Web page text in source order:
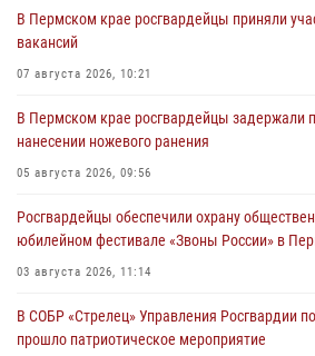
В Пермском крае росгвардейцы приняли
вакансий
07 августа 2026, 10:21
В Пермском крае росгвардейцы задержали
нанесении ножевого ранения
05 августа 2026, 09:56
Росгвардейцы обеспечили охрану
юбилейном фестивале «Звоны России» в
03 августа 2026, 11:14
В СОБР «Стрелец» Управления Росгвардии
прошло патриотическое мероприятие